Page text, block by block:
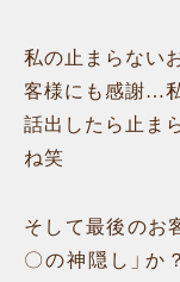
私の止まらない
客様にも感謝…
話出したら止ま
ね笑
そして最後のお
〇の神隠し」か